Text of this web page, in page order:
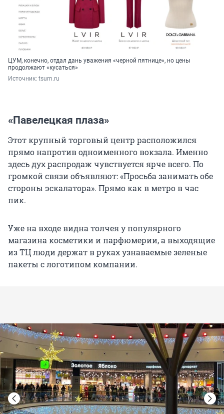
ЦУМ, конечно, отдал дань уважения «черной пятнице», но цены
продолжают «кусаться»
Источник: tsum.ru
«Павелецкая плаза»
Этот крупный торговый центр расположился
прямо напротив одноименного вокзала. Именно
здесь дух распродаж чувствуется ярче всего. По
громкой связи объявляют: «Просьба занимать обе
стороны эскалатора». Прямо как в метро в час
пик.
Уже на входе видна толчея у популярного
магазина косметики и парфюмерии, а выходящие
из ТЦ люди держат в руках узнаваемые зеленые
пакеты с логотипом компании.